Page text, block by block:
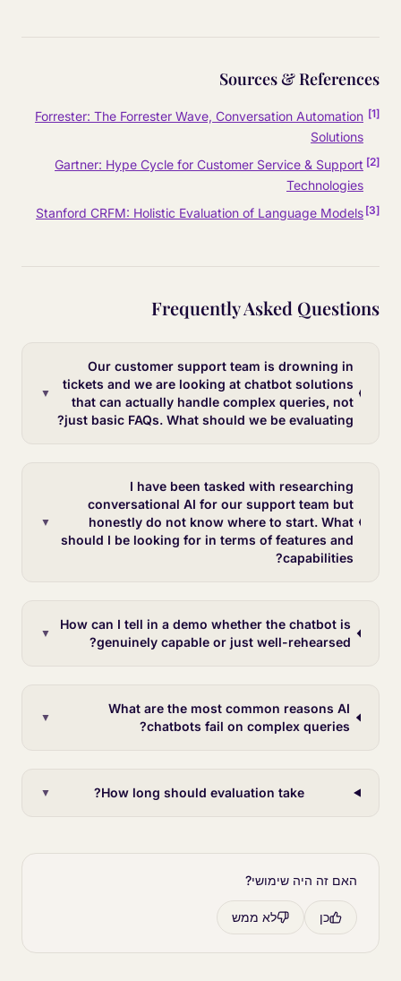
Sources & References
[
1
]
Forrester: The Forrester Wave, Conversation Automation
Solutions
[
2
]
Gartner: Hype Cycle for Customer Service & Support
Technologies
[
3
]
Stanford CRFM: Holistic Evaluation of Language Models
Frequently Asked Questions
Our customer support team is drowning in
tickets and we are looking at chatbot solutions
that can actually handle complex queries, not
just basic FAQs. What should we be evaluating?
▼
I have been tasked with researching
conversational AI for our support team but
honestly do not know where to start. What
should I be looking for in terms of features and
capabilities?
▼
How can I tell in a demo whether the chatbot is
genuinely capable or just well-rehearsed?
▼
What are the most common reasons AI
chatbots fail on complex queries?
▼
How long should evaluation take?
▼
האם זה היה שימושי?
כן לא ממש